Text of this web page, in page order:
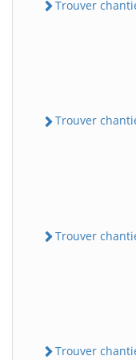
Trouver
Trouver
Trouver
Trouver